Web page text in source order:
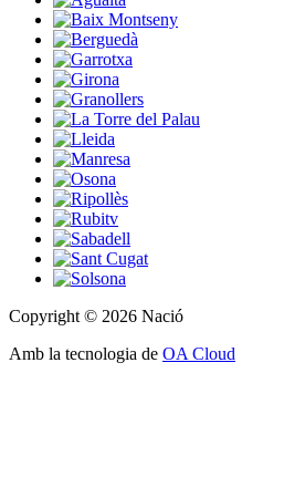
Copyright © 2026 Nació
Amb la tecnologia de OA Cloud